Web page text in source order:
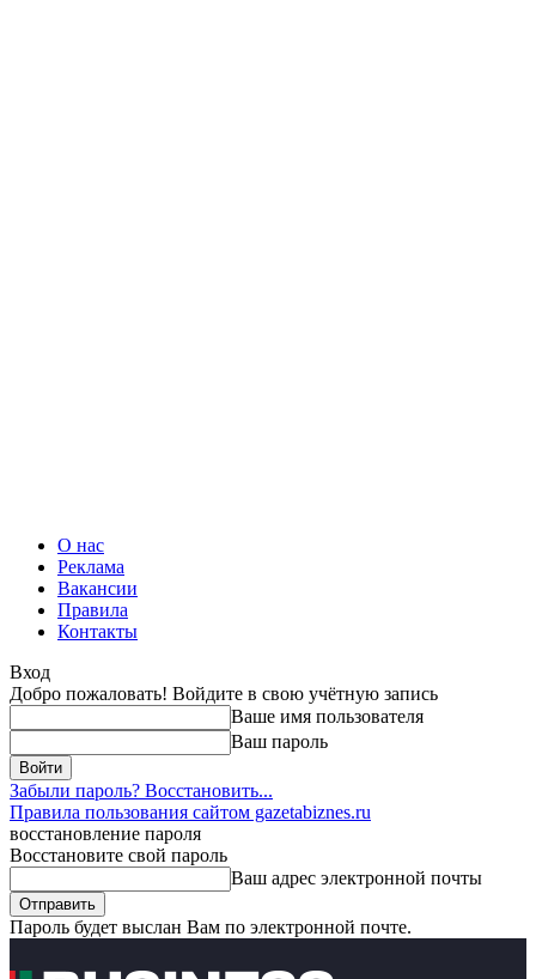
О нас
Реклама
Вакансии
Правила
Контакты
Вход
Добро пожаловать! Войдите в свою учётную запись
Ваше имя пользователя
Ваш пароль
Забыли пароль? Восстановить...
Правила пользования сайтом gazetabiznes.ru
восстановление пароля
Восстановите свой пароль
Ваш адрес электронной почты
Пароль будет выслан Вам по электронной почте.